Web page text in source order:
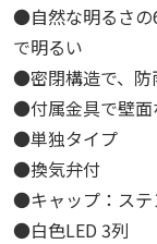
●自然な明るさの
で明るい
●密閉構造で、防
●付属金具で壁面
●単独タイプ
●換気弁付
●キャップ：ステ
●白色LED 3列